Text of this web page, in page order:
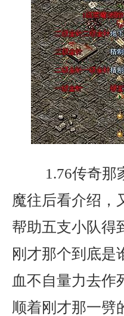
1.76传奇那
魔往后看介绍，
帮助五支小队得
刚才那个到底是
血不自量力去作
顺着刚才那一劈